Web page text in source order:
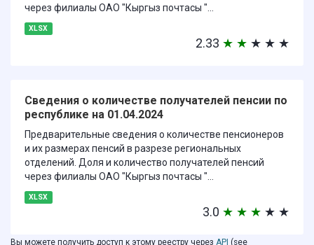
через филиалы ОАО "Кыргыз почтасы "...
XLSX
2.33 ★ ★ ★ ★ ★
Сведения о количестве получателей пенсии по
республике на 01.04.2024
Предварительные сведения о количестве пенсионеров
и их размерах пенсий в разрезе региональных
отделений. Доля и количество получателей пенсий
через филиалы ОАО "Кыргыз почтасы "...
XLSX
3.0 ★ ★ ★ ★ ★
Вы можете получить доступ к этому реестру через API (see